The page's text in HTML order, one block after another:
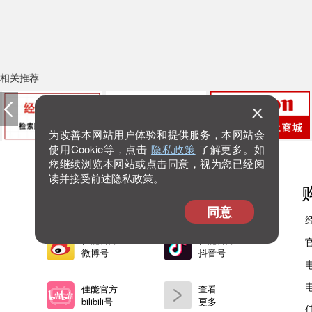
为改善本网站用户体验和提供服务，本网站会
使用Cookie等，点击 隐私政策 了解更多。如
您继续浏览本网站或点击同意，视为您已经阅
读并接受前述隐私政策。
同意
相关推荐
微信视频号
微博号
抖音号
佳能官方
bilibili号
查看
更多